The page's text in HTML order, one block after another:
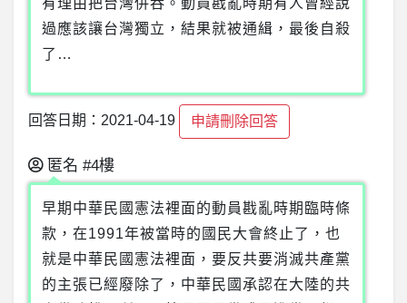
有理由把台灣併吞。動員戡亂時期有人曾經說
過應該讓台灣獨立，結果就被通緝，最後自殺
了…
回答日期：2021-04-19 申請刪除回答
匿名 #4樓
早期中華民國憲法裡面的動員戡亂時期臨時條
款，在1991年被當時的國民大會終止了，也
就是中華民國憲法裡面，要反共要消滅共產黨
的主張已經廢除了，中華民國承認在大陸的共